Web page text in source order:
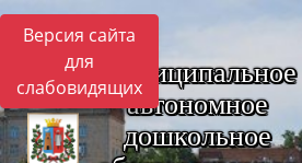
Версия сайта
для
слабовидящихМуниципальное
автономное
дошкольное